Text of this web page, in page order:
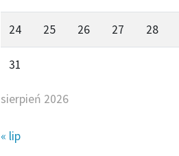
sierpień 2026
24 25 26 27 28
31
« lip